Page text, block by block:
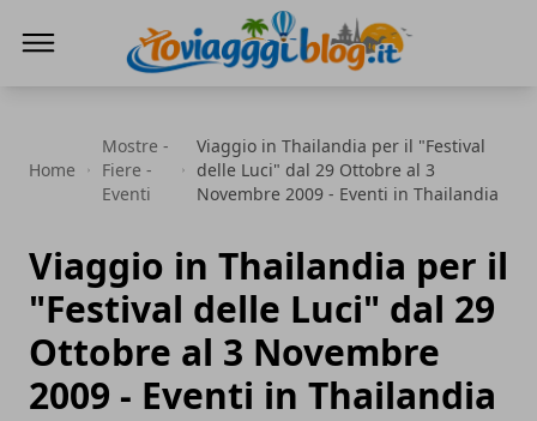
Home
Mostre -
Fiere -
Eventi
Viaggio in Thailandia per il "Festival
delle Luci" dal 29 Ottobre al 3
Novembre 2009 - Eventi in Thailandia
Viaggio in Thailandia per il
"Festival delle Luci" dal 29
Ottobre al 3 Novembre
2009 - Eventi in Thailandia